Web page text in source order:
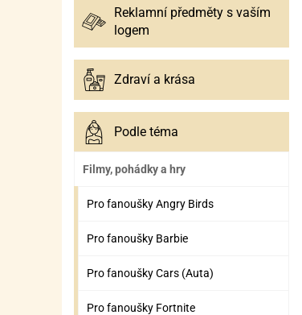
Reklamní předměty s vaším
logem
Zdraví a krása
Podle téma
Filmy, pohádky a hry
Pro fanoušky Angry Birds
Pro fanoušky Barbie
Pro fanoušky Cars (Auta)
Pro fanoušky Fortnite